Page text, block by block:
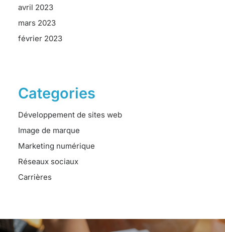
avril 2023
mars 2023
février 2023
Categories
Développement de sites web
Image de marque
Marketing numérique
Réseaux sociaux
Carrières